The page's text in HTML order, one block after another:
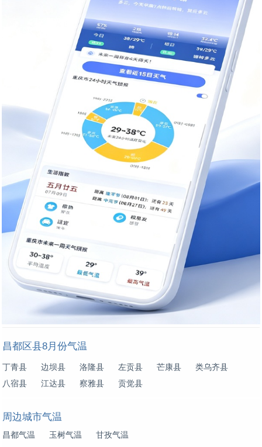
昌都区县8月份气温
丁青县 边坝县 洛隆县 左贡县 芒康县
类乌齐县
八宿县
江达县 察雅县 贡觉县
周边城市气温
昌都气温 玉树气温 甘孜气温